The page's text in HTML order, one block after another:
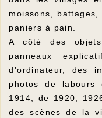
moissons,
paniers à pain.
A côté des
panneaux
d'ordinateur, des
photos de labours
1914, de 1920,
des scènes de la